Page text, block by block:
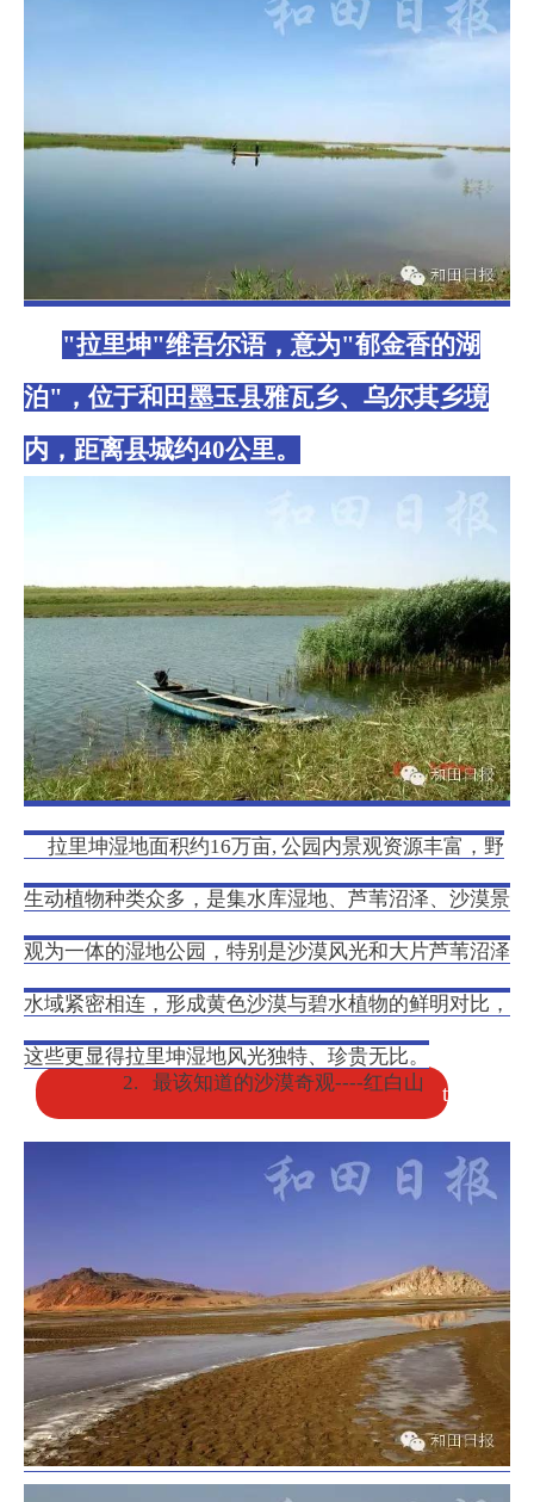
"拉里坤"维吾尔语，意为"郁金香的湖
泊"，位于和田墨玉县雅瓦乡、乌尔其乡境
内，距离县城约40公里。
拉里坤湿地面积约16万亩, 公园内景观资源丰富，野
生动植物种类众多，是集水库湿地、芦苇沼泽、沙漠景
观为一体的湿地公园，特别是沙漠风光和大片芦苇沼泽
水域紧密相连，形成黄色沙漠与碧水植物的鲜明对比，
这些更显得拉里坤湿地风光独特、珍贵无比。
t
2. 最该知道的沙漠奇观----红白山